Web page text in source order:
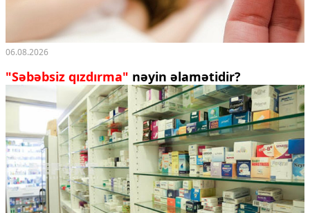
06.08.2026
"Səbəbsiz qızdırma" nəyin əlamətidir?